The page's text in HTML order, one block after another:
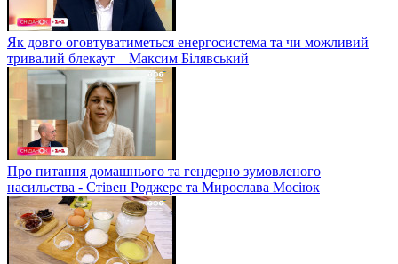
Як довго оговтуватиметься енергосистема та чи можливий
тривалий блекаут – Максим Білявський
Про питання домашнього та гендерно зумовленого
насильства - Стівен Роджерс та Мирослава Мосіюк